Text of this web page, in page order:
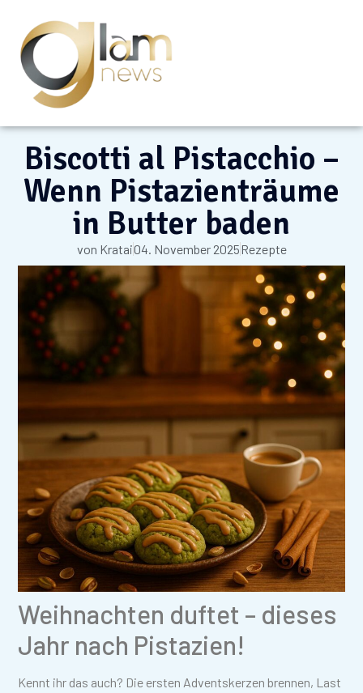
Biscotti al Pistacchio –
Wenn Pistazienträume
in Butter baden
von Kratai04. November 2025Rezepte
Weihnachten duftet – dieses
Jahr nach Pistazien!
Kennt ihr das auch? Die ersten Adventskerzen brennen, Last